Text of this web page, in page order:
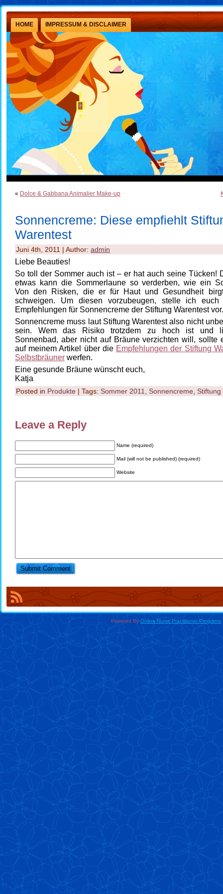
HOME IMPRESSUM & DISCLAIMER
« Dolce & Gabbana Animalier Make-up
Sonnencreme: Diese empfiehlt
Warentest
Juni 4th, 2011 | Author: admin
Liebe Beauties!
So toll der Sommer auch ist – er hat auch seine Tücken!
etwas kann die Sommerlaune so verderben, wie ein
Von den Risken, die er für Haut und Gesundheit
schweigen. Um diesen vorzubeugen, stelle ich
Empfehlungen für Sonnencreme der Stiftung Warentest vor.
Sonnencreme muss laut Stiftung Warentest also nicht
sein. Wem das Risiko trotzdem zu hoch ist und
Sonnenbad, aber nicht auf Bräune verzichten will, sollte
auf meinem Artikel über die Empfehlungen der Stiftung
Selbstbräuner werfen.
Eine gesunde Bräune wünscht euch,
Katja
Posted in Produkte | Tags: Sommer 2011 Sonnencreme Stiftung
Leave a Reply
Name (required)
Mail (will not be published) (required)
Website
Powered ByOnline Nurse Practitioner Programs